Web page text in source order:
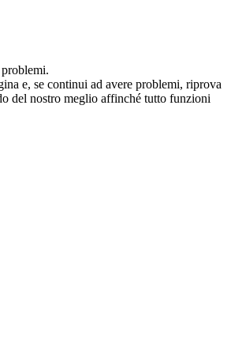
e, se continui ad avere problemi, riprova
del nostro meglio affinché tutto funzioni